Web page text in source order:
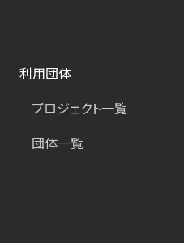
利用団体
プロジェクト一覧
団体一覧